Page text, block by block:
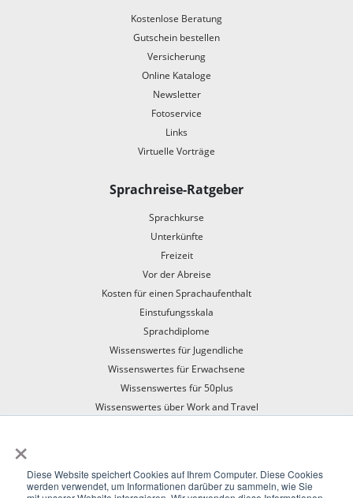
×
Diese Website speichert Cookies auf Ihrem Computer. Diese Cookies
werden verwendet, um Informationen darüber zu sammeln, wie Sie
Kostenlose Beratung
Gutschein bestellen
Versicherung
Online Kataloge
Newsletter
Fotoservice
Links
Virtuelle Vorträge
Sprachreise-Ratgeber
Sprachkurse
Unterkünfte
Freizeit
Vor der Abreise
Kosten für einen Sprachaufenthalt
Einstufungsskala
Sprachdiplome
Wissenswertes für Jugendliche
Wissenswertes für Erwachsene
Wissenswertes für 50plus
Wissenswertes über Work and Travel